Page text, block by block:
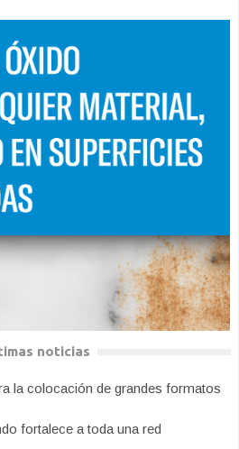
noticias
la colocación de grandes formatos
fortalece a toda una red